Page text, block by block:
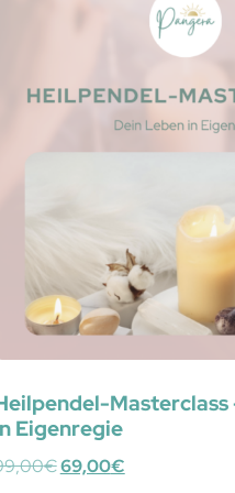
Masterclass
Eigenregie
€69,00€